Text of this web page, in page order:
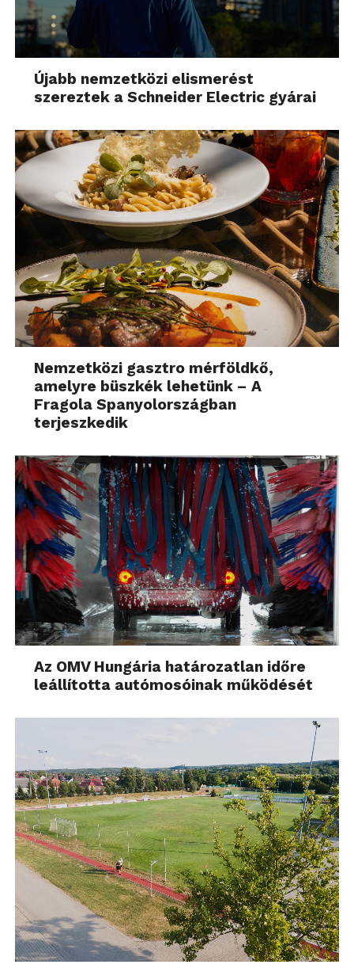
Újabb nemzetközi elismerést
szereztek a Schneider Electric gyárai
Nemzetközi gasztro mérföldkő,
amelyre büszkék lehetünk – A
Fragola Spanyolországban
terjeszkedik
Az OMV Hungária határozatlan időre
leállította autómosóinak működését